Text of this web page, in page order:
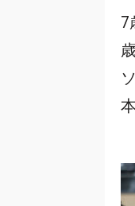
7